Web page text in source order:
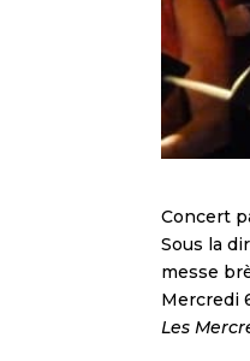
Concert
Sous la
messe
Mercredi
Les